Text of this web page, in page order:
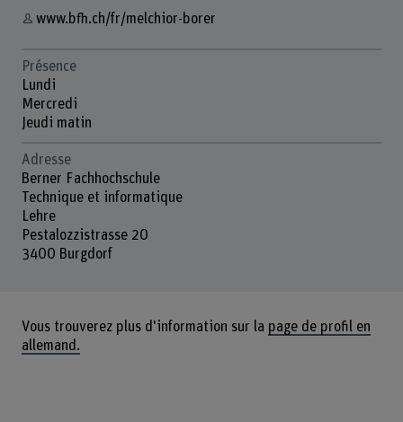
www.bfh.ch/fr/melchior-borer
Présence
Lundi
Mercredi
Jeudi matin
Adresse
Berner Fachhochschule
Technique et informatique
Lehre
Pestalozzistrasse 20
3400 Burgdorf
Vous trouverez plus d'information sur la page de profil en
allemand.